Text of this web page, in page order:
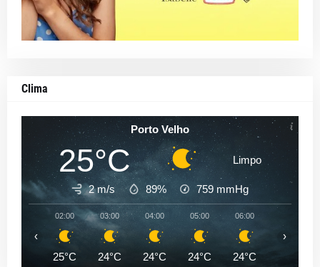
Clima
Porto Velho
25°C Limpo
2 m/s 89% 759 mmHg
02:00
25°C
03:00
24°C
04:00
24°C
05:00
24°C
06:00
24°C
‹ ›